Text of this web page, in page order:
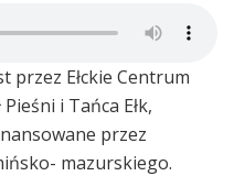
przez Ełckie Centrum
i Tańca Ełk,
przez
mazurskiego.